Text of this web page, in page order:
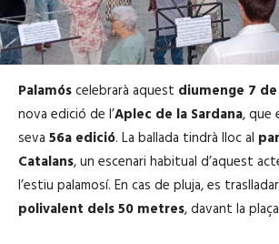
Palamóscelebrarà aquest diumenge 7
nova edició de l’Aplec de la Sardana, que
seva 56a edició. La ballada tindrà lloc al
Catalans, un escenari habitual d’aquest
l’estiu palamosí. En cas de pluja, es
polivalent dels 50 metres, davant la